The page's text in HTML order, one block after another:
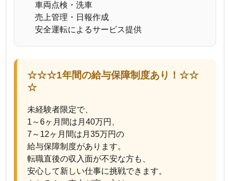
車両点検・洗車
売上管理・日報作成
安全運転によるサービス提供
☆☆☆1年間の給与保障制度あり！☆☆
☆
未経験者限定で、
1～6ヶ月間は月40万円、
7～12ヶ月間は月35万円の
給与保障制度があります。
転職直後の収入面が不安な方も、
安心して新しい仕事に挑戦できます。